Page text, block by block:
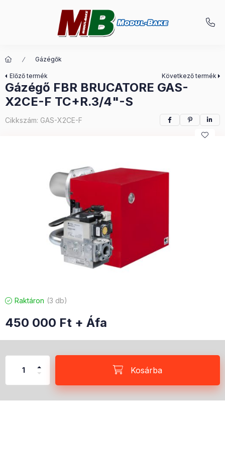
Gázégők
Előző termék Következő termék
Gázégő FBR BRUCATORE GAS-
X2CE-F TC+R.3/4"-S
Cikkszám: GAS-X2CE-F
Raktáron 3 db
450 000 Ft + Áfa
Kosárba